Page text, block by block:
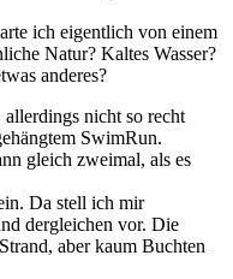
ich eigentlich von einem
Natur? Kaltes Wasser?
anderes?
nicht so recht
SwimRun.
gleich zweimal, als es
Da stell ich mir
dergleichen vor. Die
aber kaum Buchten